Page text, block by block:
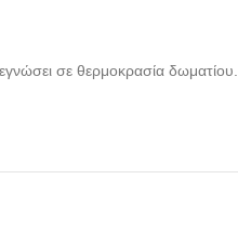
σε θερμοκρασία δωματίου.